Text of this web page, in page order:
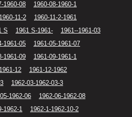
1960-08
1960-08-1960-1
11-2
1960-11-2-1961
S 1961 S-1961-
1961--1961-03
1961-05
1961-05-1961-07
1961-09
1961-09-1961-1
12
1961-12-1962
1962-03-1962-03-3
1962-06
1962-06-1962-08
1962-1
1962-1-1962-10-2